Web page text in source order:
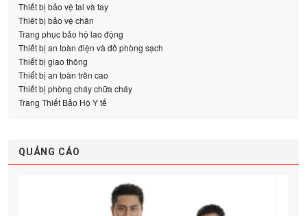
Thiết bị bảo vệ tai và tay
Thiêt bị bảo vệ chân
Trang phục bảo hộ lao động
Thiết bị an toàn điện và đồ phòng sạch
Thiết bị giao thông
Thiết bị an toàn trên cao
Thiết bị phòng cháy chữa cháy
Trang Thiết Bảo Hộ Y tế
QUẢNG CÁO